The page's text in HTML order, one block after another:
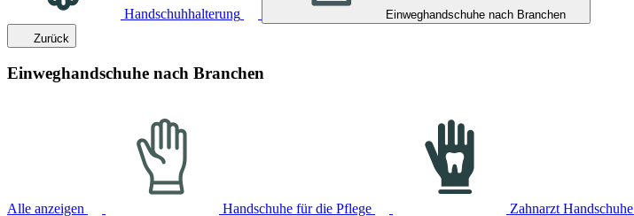
Handschuhhalterung
Einweghandschuhe nach Branchen
Zurück
Einweghandschuhe nach Branchen
Alle anzeigen Handschuhe für die Pflege Zahnarzt Handschuhe